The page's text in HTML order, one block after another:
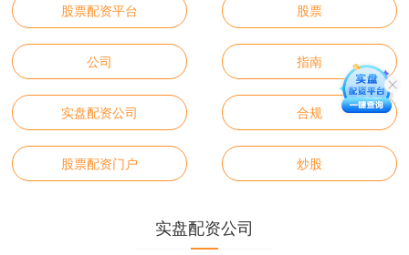
股票配资平台 股票
公司 指南
实盘配资公司 合规
股票配资门户 炒股
实盘配资公司